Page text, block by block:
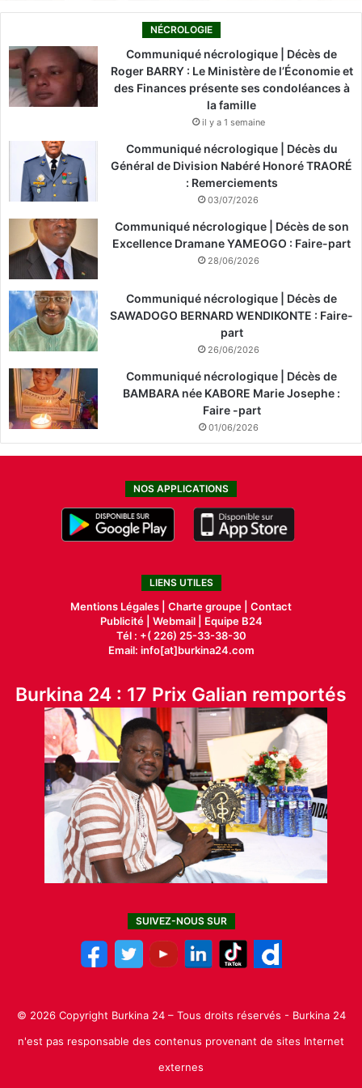
NÉCROLOGIE
Communiqué nécrologique | Décès de
Roger BARRY : Le Ministère de l’Économie et
des Finances présente ses condoléances à
la famille
il y a 1 semaine
Communiqué nécrologique | Décès du
Général de Division Nabéré Honoré TRAORÉ
: Remerciements
03/07/2026
Communiqué nécrologique | Décès de son
Excellence Dramane YAMEOGO : Faire-part
28/06/2026
Communiqué nécrologique | Décès de
SAWADOGO BERNARD WENDIKONTE : Faire-
part
26/06/2026
Communiqué nécrologique | Décès de
BAMBARA née KABORE Marie Josephe :
Faire -part
01/06/2026
NOS APPLICATIONS
LIENS UTILES
Mentions Légales | Charte groupe | Contact
Publicité| Webmail |
Equipe B24
Tél : +( 226) 25-33-38-30
Email: info[at]burkina24.com
Burkina 24 : 17 Prix Galian remportés
SUIVEZ-NOUS SUR
© 2026 Copyright Burkina 24 – Tous droits réservés - Burkina 24
n'est pas responsable des contenus provenant de sites Internet
externes